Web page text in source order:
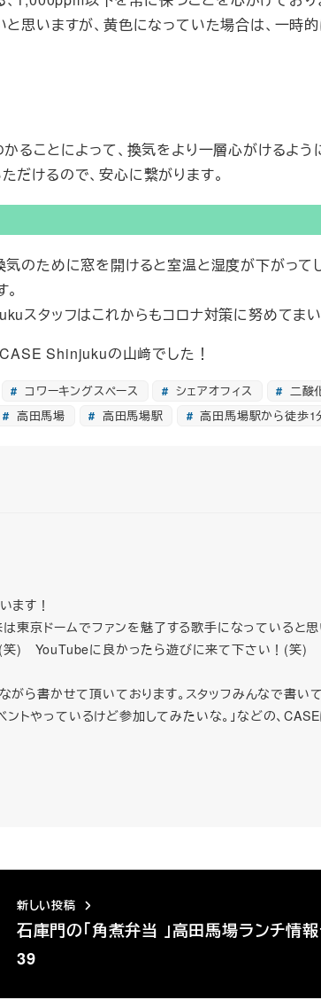
思いますが、黄色になっていた場合は、一時
ることによって、換気をより一層心がけるよう
だけるので、安心に繋がります。
のために窓を開けると室温と湿度が下がって
スタッフはこれからもコロナ対策に努めてまい
Shinjukuの山﨑でした！
コワーキングスペース シェアオフィス
二酸
高田馬場 高田馬場駅 高田馬場駅から徒歩1
ます！
東京ドームでファンを魅了する歌手になっていると
笑) YouTubeに良かったら遊びに来て下さい！(笑)
ら書かせて頂いております。スタッフみんなで書い
ントやっているけど参加してみたいな。」などの、
新しい投稿
石庫門の「角煮弁当 」高田馬場ランチ情
39